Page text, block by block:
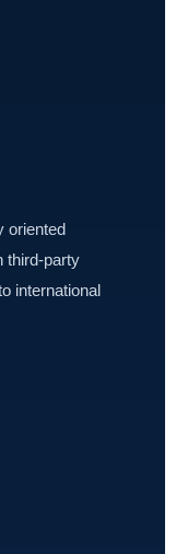
oriented
third-party
international